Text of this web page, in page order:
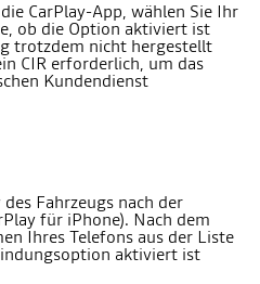
CarPlay-App, wählen Sie Ihr
ob die Option aktiviert ist
trotzdem nicht hergestellt
CIR erforderlich, um das
Kundendienst
Fahrzeugs nach der
für iPhone). Nach dem
Ihres Telefons aus der Liste
aktiviert ist